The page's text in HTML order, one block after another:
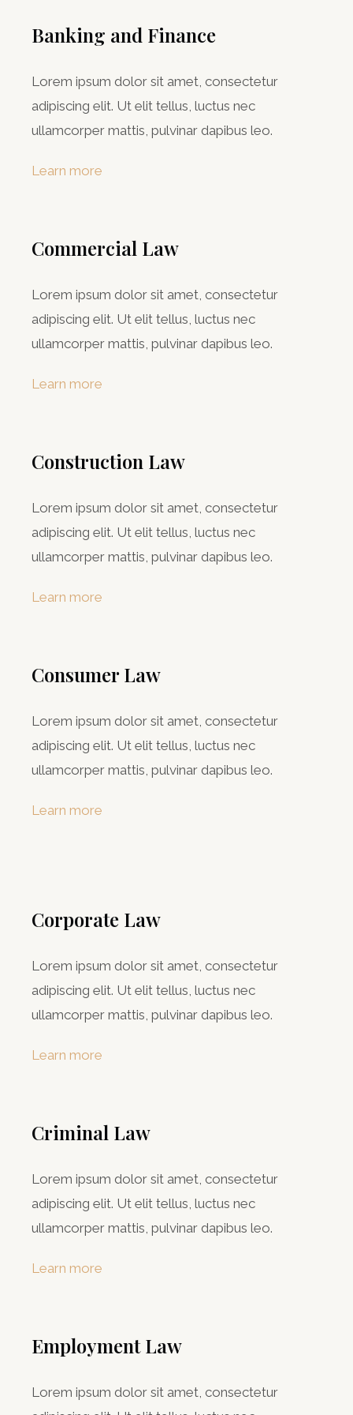
Banking and Finance
Lorem ipsum dolor sit amet, consectetur
adipiscing elit. Ut elit tellus, luctus nec
ullamcorper mattis, pulvinar dapibus leo.
Learn more
Commercial Law​
Lorem ipsum dolor sit amet, consectetur
adipiscing elit. Ut elit tellus, luctus nec
ullamcorper mattis, pulvinar dapibus leo.
Learn more
Construction Law
Lorem ipsum dolor sit amet, consectetur
adipiscing elit. Ut elit tellus, luctus nec
ullamcorper mattis, pulvinar dapibus leo.
Learn more
Consumer Law​
Lorem ipsum dolor sit amet, consectetur
adipiscing elit. Ut elit tellus, luctus nec
ullamcorper mattis, pulvinar dapibus leo.
Learn more
Corporate Law
Lorem ipsum dolor sit amet, consectetur
adipiscing elit. Ut elit tellus, luctus nec
ullamcorper mattis, pulvinar dapibus leo.
Learn more
Criminal Law​
Lorem ipsum dolor sit amet, consectetur
adipiscing elit. Ut elit tellus, luctus nec
ullamcorper mattis, pulvinar dapibus leo.
Learn more
Employment Law
Lorem ipsum dolor sit amet, consectetur